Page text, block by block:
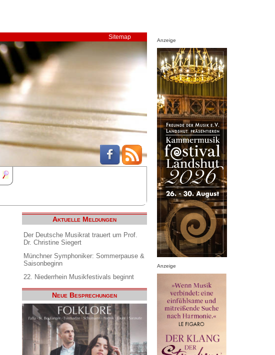
Sitemap
Aktuelle Meldungen
Der Deutsche Musikrat trauert um Prof.
Dr. Christine Siegert
Münchner Symphoniker: Sommerpause &
Saisonbeginn
22. Niederrhein Musikfestivals beginnt
Neue Besprechungen
Anzeige
Anzeige